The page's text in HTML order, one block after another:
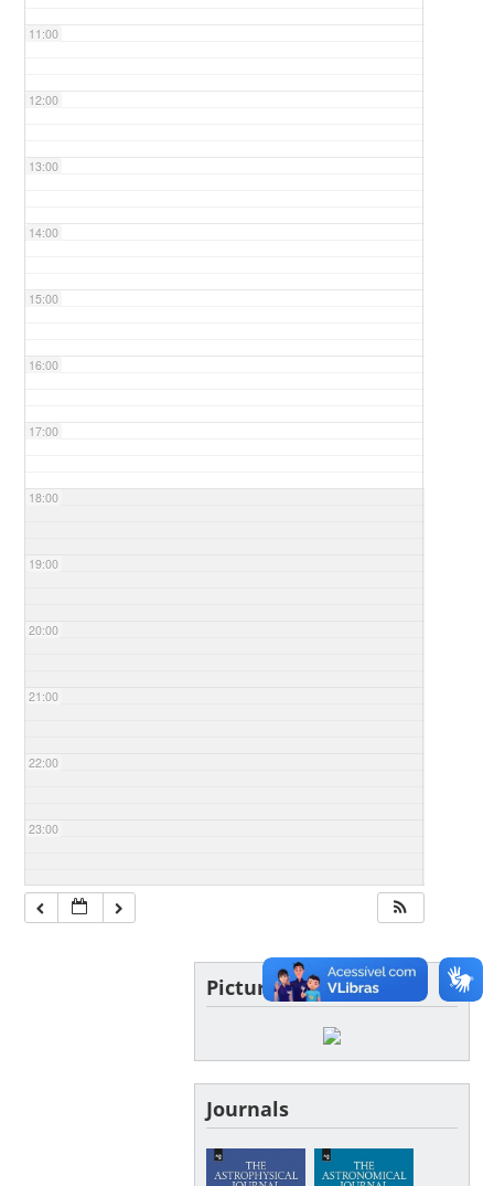
11:00
12:00
13:00
14:00
15:00
16:00
17:00
18:00
19:00
20:00
21:00
22:00
23:00
Picture of the day
Journals